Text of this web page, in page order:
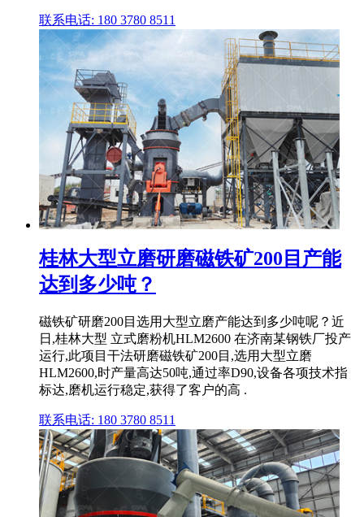
联系电话: 180 3780 8511
桂林大型立磨研磨磁铁矿200目产能
达到多少吨？
磁铁矿研磨200目选用大型立磨产能达到多少吨呢？近
日,桂林大型 立式磨粉机HLM2600 在济南某钢铁厂投产
运行,此项目干法研磨磁铁矿200目,选用大型立磨
HLM2600,时产量高达50吨,通过率D90,设备各项技术指
标达,磨机运行稳定,获得了客户的高 .
联系电话: 180 3780 8511